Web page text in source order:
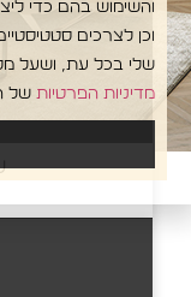
והשימוש בהם כדי
וכן לצרכים
שלי בכל עת, ושעל
מדיניות הפרטיות של